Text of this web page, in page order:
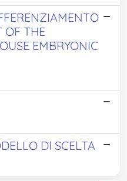
OF THE
EMBRYONIC
DI SCELTA